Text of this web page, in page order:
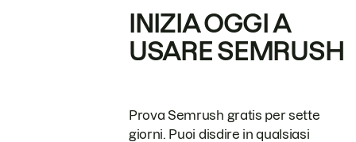
INIZIA OGGI A
USARE SEMRUSH
Prova Semrush gratis per sette
giorni. Puoi disdire in qualsiasi